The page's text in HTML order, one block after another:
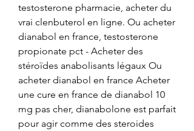
testosterone pharmacie, acheter du
vrai clenbuterol en ligne. Ou acheter
dianabol en france, testosterone
propionate pct - Acheter des
stéroïdes anabolisants légaux Ou
acheter dianabol en france Acheter
une cure en france de dianabol 10
mg pas cher, dianabolone est parfait
pour agir comme des steroides